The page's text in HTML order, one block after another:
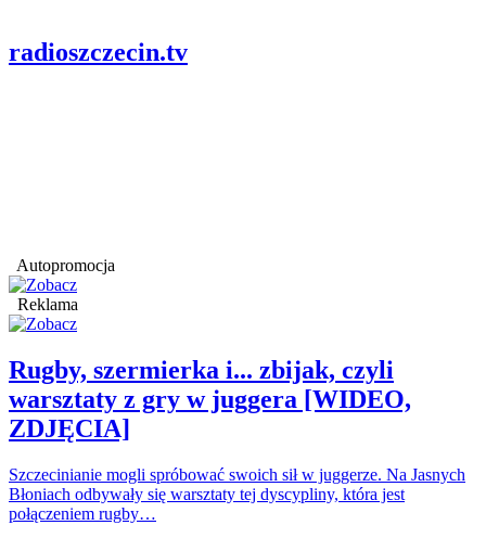
radioszczecin.tv
Autopromocja
Reklama
Rugby, szermierka i... zbijak, czyli
warsztaty z gry w juggera [WIDEO,
ZDJĘCIA]
Szczecinianie mogli spróbować swoich sił w juggerze. Na Jasnych
Błoniach odbywały się warsztaty tej dyscypliny, która jest
połączeniem rugby…